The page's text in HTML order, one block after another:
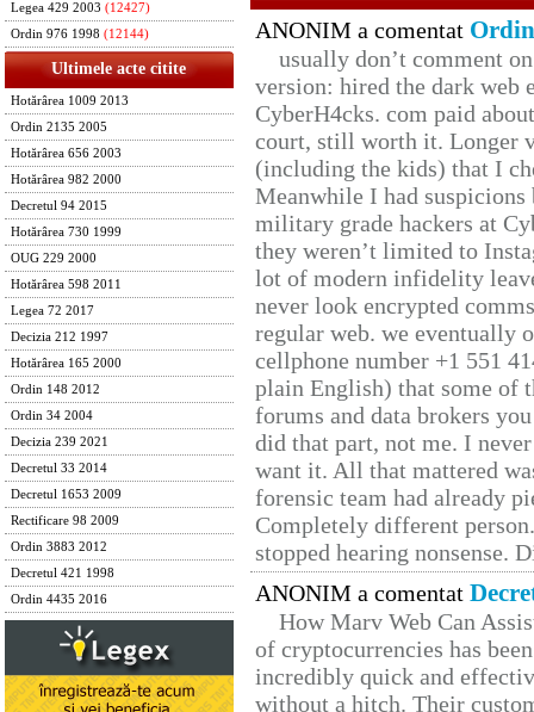
Legea 429 2003 (12427)
Ordin 976 1998 (12144)
Ultimele acte citite
Hotărârea 1009 2013
Ordin 2135 2005
Hotărârea 656 2003
Hotărârea 982 2000
Decretul 94 2015
Hotărârea 730 1999
OUG 229 2000
Hotărârea 598 2011
Legea 72 2017
Decizia 212 1997
Hotărârea 165 2000
Ordin 148 2012
Ordin 34 2004
Decizia 239 2021
Decretul 33 2014
Decretul 1653 2009
Rectificare 98 2009
Ordin 3883 2012
Decretul 421 1998
Ordin 4435 2016
ANONIM a comentat
usually don’t comment
version: hired the dark web
CyberH4cks. com paid
court, still worth it. Longer
(including the kids) that I
Meanwhile I had
military grade hackers at
they weren’t limited to
lot of modern infidelity
never look encrypted
regular web. we eventually
cellphone number +1 551
plain English) that some of
forums and data brokers
did that part, not me. I
want it. All that mattered
forensic team had already
Completely different
stopped hearing nonsense.
ANONIM a comentat
How Marv Web Can
of cryptocurrencies has
incredibly quick and
without a hitch. Their